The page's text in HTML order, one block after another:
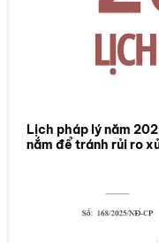
Lịch pháp lý năm
nắm để tránh rủi ro